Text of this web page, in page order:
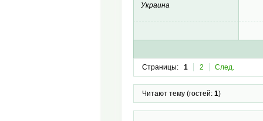
Украина
Страницы: 1 2 След.
Читают тему (гостей: 1)